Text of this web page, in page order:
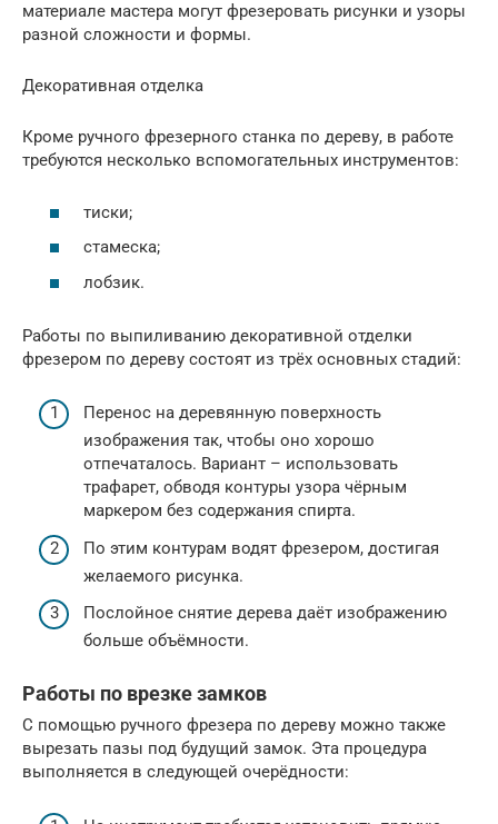
материале мастера могут фрезеровать рисунки и узоры
разной сложности и формы.
Декоративная отделка
Кроме ручного фрезерного станка по дереву, в работе
требуются несколько вспомогательных инструментов:
тиски;
стамеска;
лобзик.
Работы по выпиливанию декоративной отделки
фрезером по дереву состоят из трёх основных стадий:
Перенос на деревянную поверхность
изображения так, чтобы оно хорошо
отпечаталось. Вариант – использовать
трафарет, обводя контуры узора чёрным
маркером без содержания спирта.
По этим контурам водят фрезером, достигая
желаемого рисунка.
Послойное снятие дерева даёт изображению
больше объёмности.
Работы по врезке замков
С помощью ручного фрезера по дереву можно также
вырезать пазы под будущий замок. Эта процедура
выполняется в следующей очерёдности: